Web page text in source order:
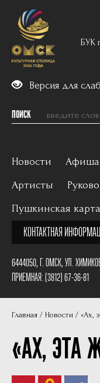
БУК
Версия для
ПОИСК
Новости Афиша
Артисты
Пушкинская карта
КОНТАКТНАЯ
6444050, Г. ОМСК, УЛ.
ПРИЕМНАЯ:(3812) 67-36-81
Главная Новости «Ах,
«АХ, ЭТА